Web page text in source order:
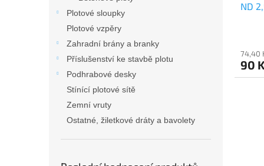
Plotové sloupky
Plotové vzpěry
Zahradní brány a branky
Příslušenství ke stavbě plotu
Podhrabové desky
Stínící plotové sítě
Zemní vruty
Ostatné, žiletkové dráty a bavolety
ND
74,40
90